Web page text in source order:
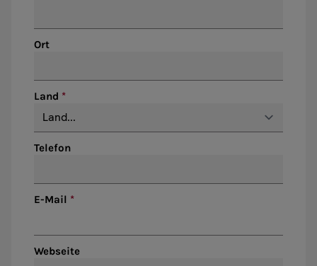
Ort
Land
Telefon
E-Mail
Webseite